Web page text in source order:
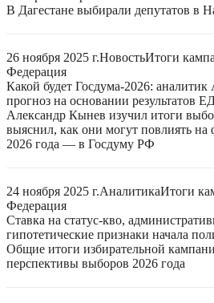
В Дагестане выбирали депутатов в
26 ноября 2025 г.НовостьИтоги
Федерация
Какой будет Госдума-2026:
прогноз на основании результатов
Александр Кынев изучил итоги
выяснил, как они могут повлиять
2026 года — в Госдуму РФ
24 ноября 2025 г.АналитикаИтоги
Федерация
Ставка на статус-кво,
гипотетические признаки начала
Общие итоги избирательной
перспективы выборов 2026 года